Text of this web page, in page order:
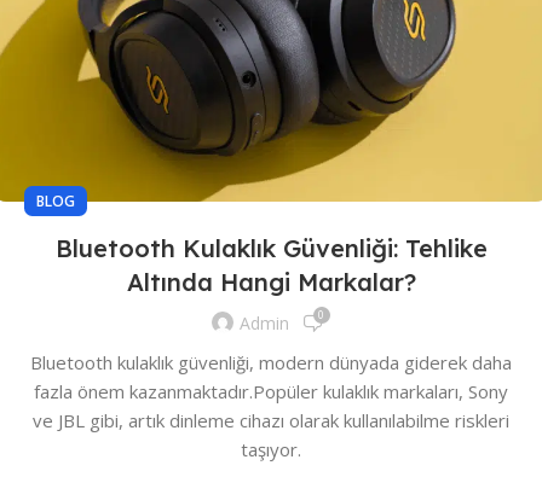
BLOG
Bluetooth Kulaklık Güvenliği: Tehlike
Altında Hangi Markalar?
Admin 0
Bluetooth kulaklık güvenliği, modern dünyada giderek daha
fazla önem kazanmaktadır.Popüler kulaklık markaları, Sony
ve JBL gibi, artık dinleme cihazı olarak kullanılabilme riskleri
taşıyor.